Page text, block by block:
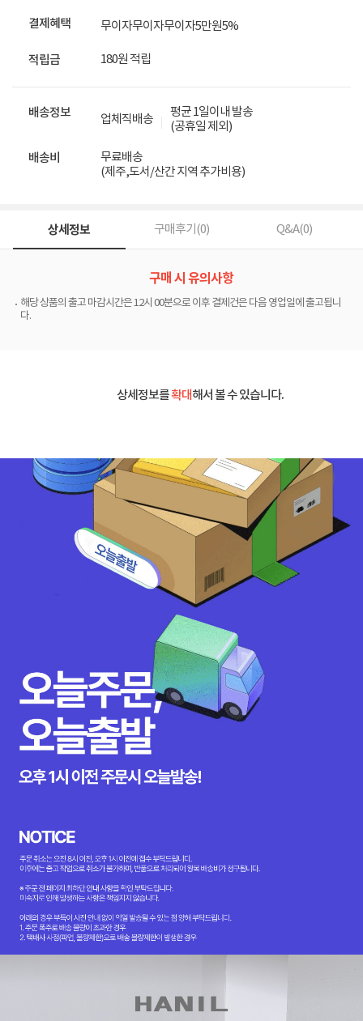
결제혜택 무이자무이자무이자5만원5%
적립금 180원 적립
배송정보 업체직배송
평균 1일이내 발송
(공휴일 제외)
배송비
무료배송
(제주,도서/산간 지역 추가비용)
상세정보 구매후기(0) Q&A(0)
구매 시 유의사항
해당 상품의 출고 마감시간은 12시 00분으로 이후 결제건은 다음 영업일에 출고됩니
다.
상세정보를확대해서 볼 수 있습니다.